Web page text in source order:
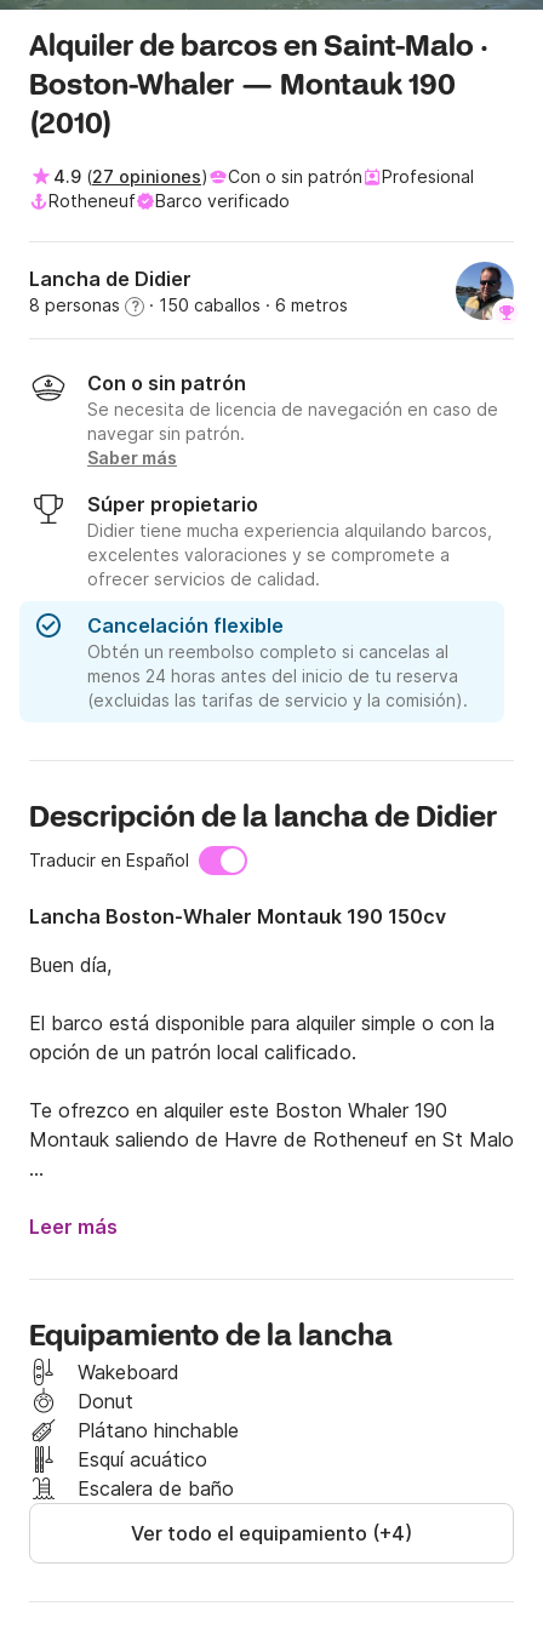
Alquiler de barcos en Saint-Malo ·
Boston-Whaler — Montauk 190
(2010)
4.9 (27 opiniones) Con o sin patrón
Profesional
Rotheneuf
Barco verificado
Lancha de Didier
8 personas ? · 150 caballos · 6 metros
Con o sin patrón
Se necesita de licencia de navegación en caso de
navegar sin patrón.
Saber más
Súper propietario
Didier tiene mucha experiencia alquilando barcos,
excelentes valoraciones y se compromete a
ofrecer servicios de calidad.
Cancelación flexible
Obtén un reembolso completo si cancelas al
menos 24 horas antes del inicio de tu reserva
(excluidas las tarifas de servicio y la comisión).
Descripción de la lancha de Didier
Traducir en Español
Lancha Boston-Whaler Montauk 190 150cv
Buen día,
El barco está disponible para alquiler simple o con la
opción de un patrón local calificado.
Te ofrezco en alquiler este Boston Whaler 190
Montauk saliendo de Havre de Rotheneuf en St Malo
apto para navegar. Es ideal para salidas de placer en
personas máximo.
Impulsada por un motor Evinrude de 2 tiempos de
150 hp y alto rendimiento, esta embarcación también
proporciona una excelente estabilidad.
Satisfará tus grandes salidas de pesca en el mar en
familia o con amigos gracias a su sonda GPS Garmin
Leer más
Equipamiento de la lancha
Wakeboard
Donut
Plátano hinchable
Esquí acuático
Escalera de baño
Ver todo el equipamiento (+4)